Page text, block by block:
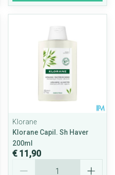
Klorane
Klorane Capil. Sh Haver
200ml
€ 11,90